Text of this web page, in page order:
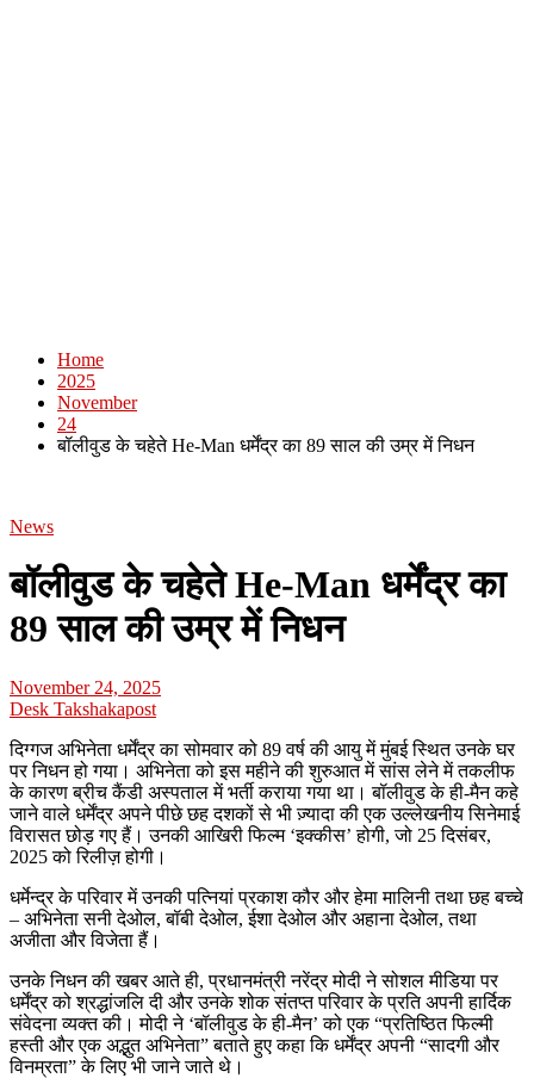
Home
2025
November
24
बॉलीवुड के चहेते He-Man धर्मेंद्र का 89 साल की उम्र में निधन
News
बॉलीवुड के चहेते He-Man धर्मेंद्र का
89 साल की उम्र में निधन
November 24, 2025
Desk Takshakapost
दिग्गज अभिनेता धर्मेंद्र का सोमवार को 89 वर्ष की आयु में मुंबई स्थित उनके घर
पर निधन हो गया। अभिनेता को इस महीने की शुरुआत में सांस लेने में तकलीफ
के कारण ब्रीच कैंडी अस्पताल में भर्ती कराया गया था। बॉलीवुड के ही-मैन कहे
जाने वाले धर्मेंद्र अपने पीछे छह दशकों से भी ज़्यादा की एक उल्लेखनीय सिनेमाई
विरासत छोड़ गए हैं। उनकी आखिरी फिल्म ‘इक्कीस’ होगी, जो 25 दिसंबर,
2025 को रिलीज़ होगी।
धर्मेन्द्र के परिवार में उनकी पत्नियां प्रकाश कौर और हेमा मालिनी तथा छह बच्चे
– अभिनेता सनी देओल, बॉबी देओल, ईशा देओल और अहाना देओल, तथा
अजीता और विजेता हैं।
उनके निधन की खबर आते ही, प्रधानमंत्री नरेंद्र मोदी ने सोशल मीडिया पर
धर्मेंद्र को श्रद्धांजलि दी और उनके शोक संतप्त परिवार के प्रति अपनी हार्दिक
संवेदना व्यक्त की। मोदी ने ‘बॉलीवुड के ही-मैन’ को एक “प्रतिष्ठित फिल्मी
हस्ती और एक अद्भुत अभिनेता” बताते हुए कहा कि धर्मेंद्र अपनी “सादगी और
विनम्रता” के लिए भी जाने जाते थे।